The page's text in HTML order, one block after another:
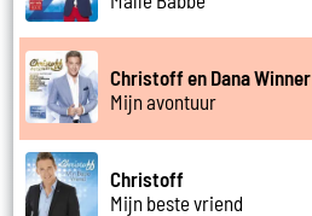
Christoff en Dana Winner
Mijn avontuur
Christoff
Mijn beste vriend